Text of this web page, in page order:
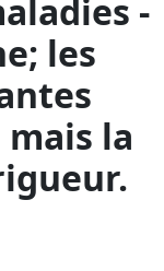
-
les
la